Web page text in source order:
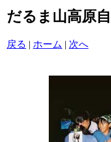
だるま山高原
戻る | ホーム | 次へ